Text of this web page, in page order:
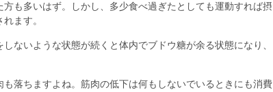
も多いはず。しかし、多少食べ過ぎたとしても運動すれば摂
ます。
ないような状態が続くと体内でブドウ糖が余る状態になり、
落ちますよね。筋肉の低下は何もしないでいるときにも消費